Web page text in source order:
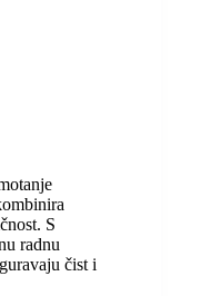
S
radnu
čist i